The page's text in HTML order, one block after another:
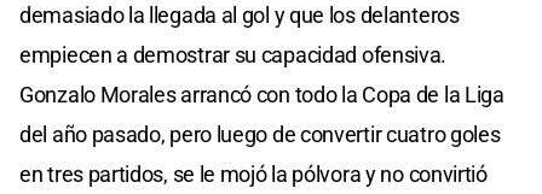
demasiado la llegada al gol y que los delanteros
empiecen a demostrar su capacidad ofensiva.
Gonzalo Morales arrancó con todo la Copa de la Liga
del año pasado, pero luego de convertir cuatro goles
en tres partidos, se le mojó la pólvora y no convirtió